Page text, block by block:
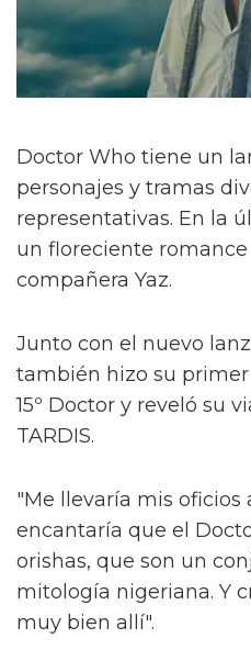
Doctor Who tiene un
personajes y tramas
representativas. En la
un floreciente
compañera Yaz.
Junto con el nuevo
también hizo su primer
15º Doctor y reveló su
TARDIS.
"Me llevaría mis oficios
encantaría que el
orishas, que son un
mitología nigeriana. Y
muy bien allí".